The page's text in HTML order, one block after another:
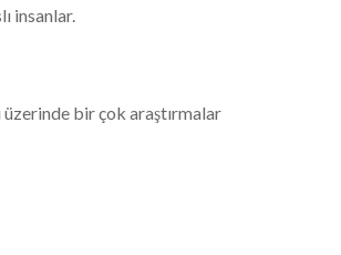
insanlar.
bir çok araştırmalar